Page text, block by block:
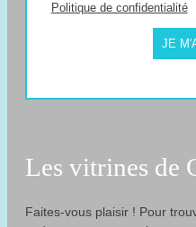
Politique de confidentialité
JE
Les vitrines de
Faites-vous plaisir ! Pour